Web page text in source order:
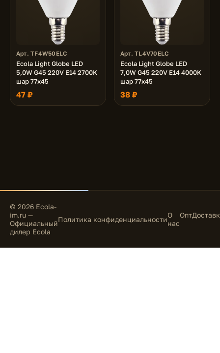
Арт. TF4W50ELC
Ecola Light Globe LED
5,0W G45 220V E14 2700K
шар 77x45
47 ₽
Арт. TL4V70ELC
Ecola Light Globe LED
7,0W G45 220V E14 4000K
шар 77x45
38 ₽
© 2026 Ecola-
im.ru —
Официальный
дилер Ecola
Политика конфиденциальностиО
нас
Опт